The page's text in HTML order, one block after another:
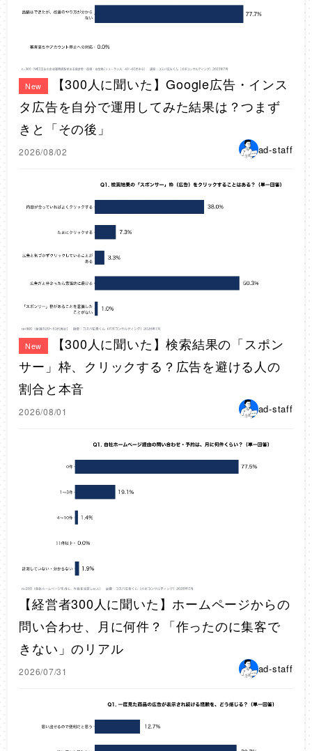
New
【300人に聞いた】Google広告・インス
タ広告を自分で運用してみた結果は？つまず
きと「その後」
2026/08/02 ad-staff
New
【300人に聞いた】検索結果の「スポン
サー」枠、クリックする？広告を避ける人の
割合と本音
2026/08/01 ad-staff
【経営者300人に聞いた】ホームページからの
問い合わせ、月に何件？「作ったのに集客で
きない」のリアル
2026/07/31 ad-staff